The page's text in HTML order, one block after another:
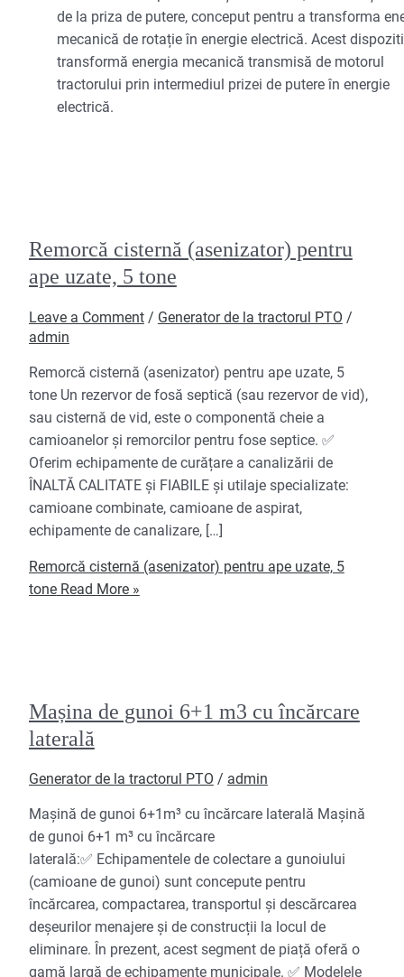
de la priza de putere, conceput pentru a transforma
mecanică de rotație în energie electrică. Acest
transformă energia mecanică transmisă de motorul
tractorului prin intermediul prizei de putere în energie
electrică.
Remorcă cisternă (asenizator) pentru
ape uzate, 5 tone
Leave a Comment / Generator de la tractorul PTO /
admin
Remorcă cisternă (asenizator) pentru ape uzate, 5
tone Un rezervor de fosă septică (sau rezervor de vid),
sau cisternă de vid, este o componentă cheie a
camioanelor și remorcilor pentru fose septice. ✅
Oferim echipamente de curățare a canalizării de
ÎNALTĂ CALITATE și FIABILE și utilaje specializate:
camioane combinate, camioane de aspirat,
echipamente de canalizare, […]
Remorcă cisternă (asenizator) pentru ape uzate, 5
toneRead More »
Mașina de gunoi 6+1 m3 cu încărcare
laterală
Generator de la tractorul PTO / admin
Mașină de gunoi 6+1m³ cu încărcare laterală Mașină
de gunoi 6+1 m³ cu încărcare
laterală:✅ Echipamentele de colectare a gunoiului
(camioane de gunoi) sunt concepute pentru
încărcarea, compactarea, transportul și descărcarea
deșeurilor menajere și de construcții la locul de
eliminare. În prezent, acest segment de piață oferă o
gamă largă de echipamente municipale. ✅ Modelele